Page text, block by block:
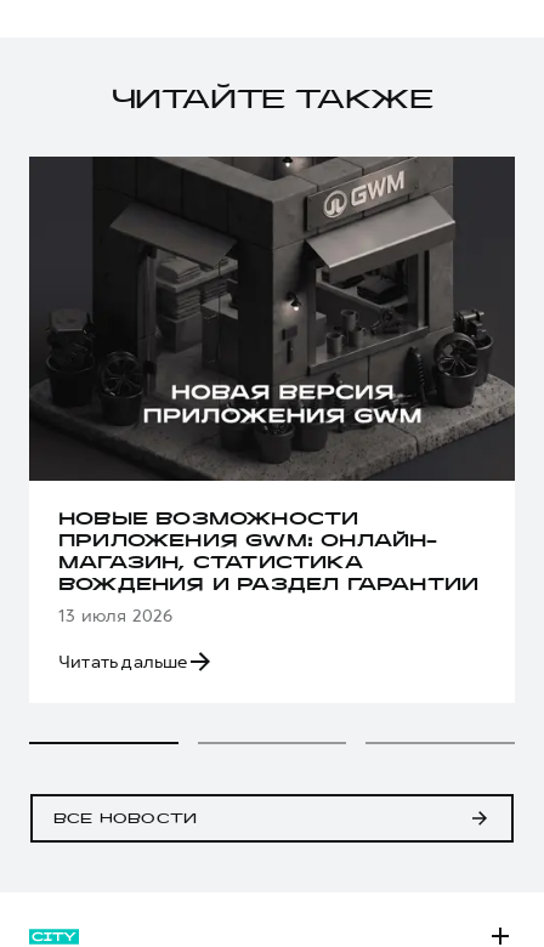
ЧИТАЙТЕ ТАКЖЕ
НОВЫЕ ВОЗМОЖНОСТИ
ПРИЛОЖЕНИЯ GWM: ОНЛАЙН-
МАГАЗИН, СТАТИСТИКА
ВОЖДЕНИЯ И РАЗДЕЛ ГАРАНТИИ
13 июля 2026
Читать дальше
ВСЕ НОВОСТИ